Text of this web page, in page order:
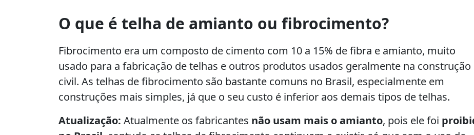
O que é telha de amianto ou fibrocimento?
Fibrocimento era um composto de cimento com 10 a 15% de fibra e amianto, muito
usado para a fabricação de telhas e outros produtos usados geralmente na construção
civil. As telhas de fibrocimento são bastante comuns no Brasil, especialmente em
construções mais simples, já que o seu custo é inferior aos demais tipos de telhas.
Atualização: Atualmente os fabricantes não usam mais o amianto, pois ele foi